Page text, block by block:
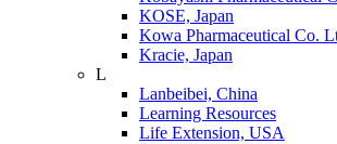
KOSE, Japan
Kowa Pharmaceutical Co.
Kracie, Japan
L
Lanbeibei, China
Learning Resources
Life Extension, USA